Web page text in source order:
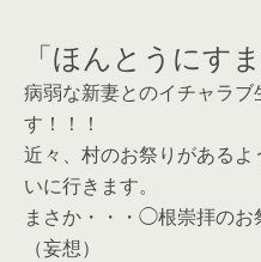
「ほんとうにす
病弱な新妻とのイチャラブ
す！！！
近々、村のお祭りがある
いに行きます。
まさか・・・◯根崇拝のお
（妄想）